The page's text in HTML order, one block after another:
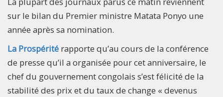
sur le bilan du Premier ministre Matata Ponyo une
année après sa nomination.
La Prospérité rapporte qu’au cours de la conférence
de presse qu’il a organisée pour cet anniversaire, le
chef du gouvernement congolais s’est félicité de la
stabilité des prix et du taux de change « devenus